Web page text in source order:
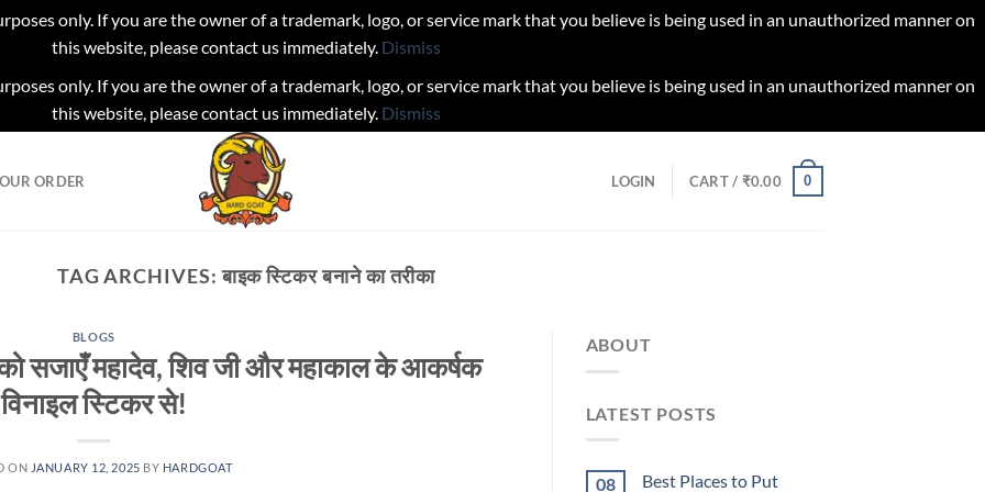
only. If you are the owner of a trademark, logo, or service mark that you believe is being used in an unauthorized manner on
this website, please contact us immediately. Dismiss
only. If you are the owner of a trademark, logo, or service mark that you believe is being used in an unauthorized manner on
this website, please contact us immediately. Dismiss
ORDER LOGIN CART / ₹0.00 0
TAG ARCHIVES:बाइक स्टिकर बनाने का तरीका
BLOGS
सजाएँ महादेव, शिव जी और महाकाल के आकर्षक
विनाइल स्टिकर से!
ON JANUARY 12, 2025 BY HARDGOAT
ABOUT
LATEST POSTS
08
Best Places to Put